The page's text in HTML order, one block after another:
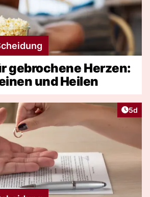
gebrochene Herzen:
und Heilen
5d